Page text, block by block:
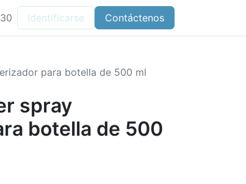
Identificarse Contáctenos
para botella de 500 ml
spray
botella de 500